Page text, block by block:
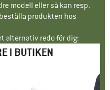
modell eller så kan resp.
produkten hos
alternativ redo för dig:
I BUTIKEN